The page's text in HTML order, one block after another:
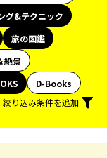
グ&テクニック
旅の図鑑
絶景
D-Books
絞り込み条件を追加